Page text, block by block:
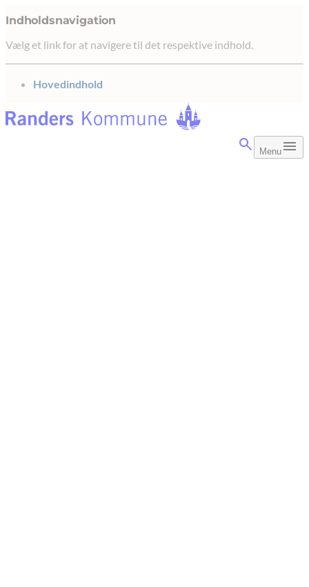
Indholdsnavigation
Vælg et link for at navigere til det respektive indhold.
gå til
Hovedindhold
Menu